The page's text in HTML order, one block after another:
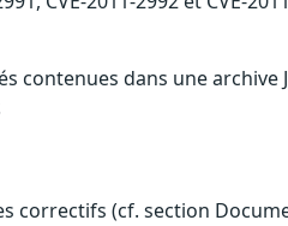
contenues dans une
correctifs (cf. section